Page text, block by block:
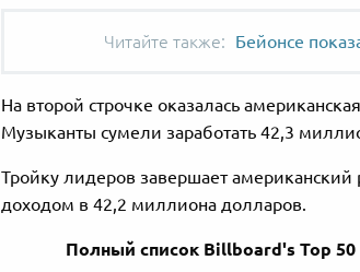
Бейонсе
На второй строчке оказалась
Музыканты сумели заработать 42,3
Тройку лидеров завершает
доходом в 42,2 миллиона долларов.
Полный список Billboard's Top 50